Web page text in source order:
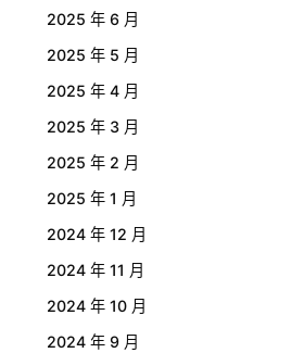
2025 年 6 月
2025 年 5 月
2025 年 4 月
2025 年 3 月
2025 年 2 月
2025 年 1 月
2024 年 12 月
2024 年 11 月
2024 年 10 月
2024 年 9 月